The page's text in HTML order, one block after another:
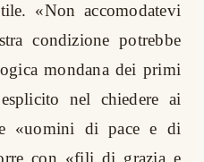
«Non accomodatevi
condizione potrebbe
mondana dei primi
nel chiedere ai
«uomini di pace e di
con «fili di grazia e